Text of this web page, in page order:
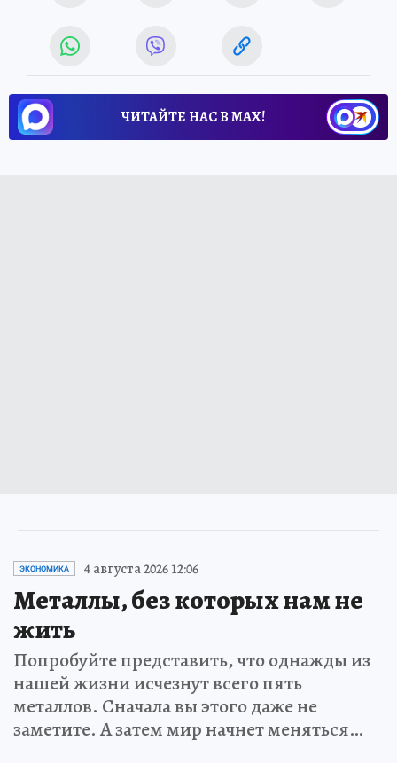
ЧИТАЙТЕ НАС В МАХ!
ЭКОНОМИКА 4 августа 2026 12:06
Металлы, без которых нам не
жить
Попробуйте представить, что однажды из
нашей жизни исчезнут всего пять
металлов. Сначала вы этого даже не
заметите. А затем мир начнет меняться…